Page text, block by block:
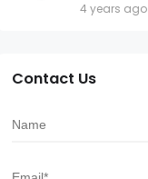
4 years ago
Contact Us